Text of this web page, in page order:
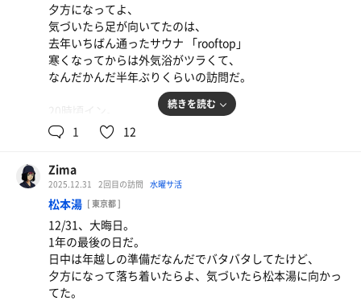
夕方になってよ、
気づいたら足が向いてたのは、
去年いちばん通ったサウナ 「rooftop」
寒くなってからは外気浴がツラくて、
なんだかんだ半年ぶりくらいの訪問だ。
人も少なめで、ゆっくりサウナを楽しめたぞ。
外気浴もポンチョとバスタオルがあれば、
思ったより寒くねぇ。
久しぶりに外の空気を感じながら、しっかり整えた。
やっぱルーフトップ、でぇ好きだな。
今年もたくさんサウナ行くぞ🔥
続きを読む
1 12
Zima
2025.12.31 2回目の訪問 水曜サ活
松本湯 [ 東京都 ]
12/31、大晦日。
1年の最後の日だ。
日中は年越しの準備だなんだでバタバタしてたけど、
夕方になって落ち着いたらよ、気づいたら松本湯に向かっ
てた。